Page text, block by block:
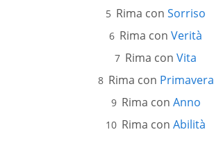
Rima con Sorriso
Rima con Verità
Rima con Vita
Rima con Primavera
Rima con Anno
Rima con Abilità